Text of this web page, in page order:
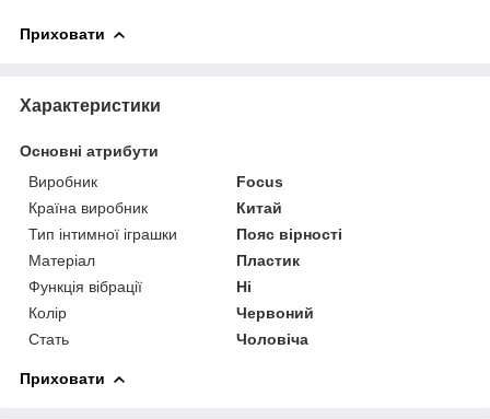
Приховати
Характеристики
Основні атрибути
Виробник
Focus
Країна виробник
Китай
Тип інтимної іграшки
Пояс вірності
Матеріал
Пластик
Функція вібрації
Ні
Колір
Червоний
Стать
Чоловіча
Приховати